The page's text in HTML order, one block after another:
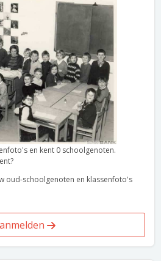
en kent 0 schoolgenoten.
oud-schoolgenoten en klassenfoto's